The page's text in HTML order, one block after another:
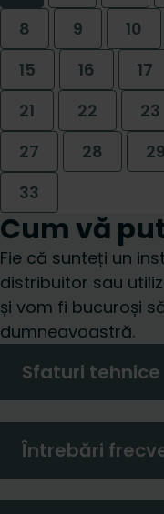
8
9 10
15
16 17
21
22 23
27
28 29
33
Cum vă
Fie că sunteți un
distribuitor sau
și vom fi bucuroși
dumneavoastră.
Sfaturi tehnice
Întrebări